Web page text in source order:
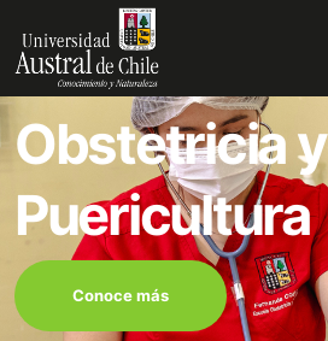
Obstetricia y
Puericultura
Conoce más